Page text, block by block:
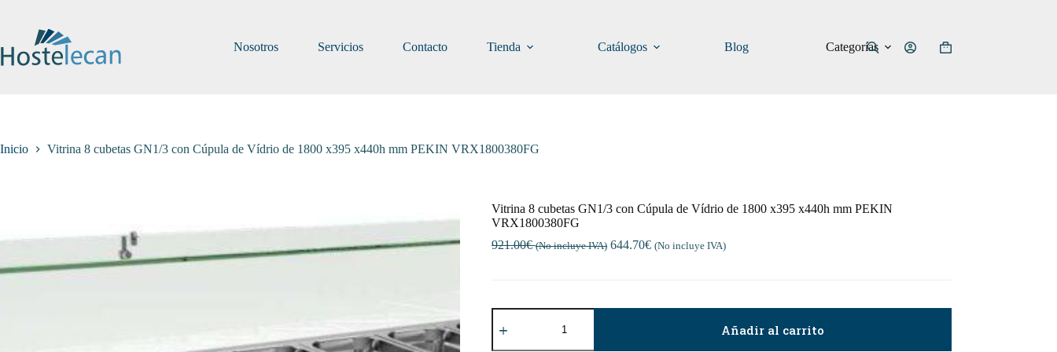
contenido
Nosotros
Servicios Contacto Tienda Catálogos Blog Categorías
Carro
Inicio Vitrina 8 cubetas GN1/3 con Cúpula de Vídrio de 1800 x395 x440h mm PEKIN VRX1800380FG
Vitrina 8 cubetas GN1/3 con Cúpula de Vídrio de 1800 x395 x440h mm PEKIN
VRX1800380FG
921.00€ (No incluye IVA) 644.70€ (No incluye IVA)
Vitrina
Añadir al carrito